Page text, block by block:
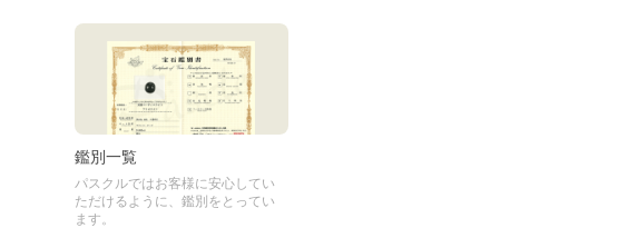
鑑別一覧
パスクルではお客様に安心してい
ただけるように、鑑別をとってい
ます。